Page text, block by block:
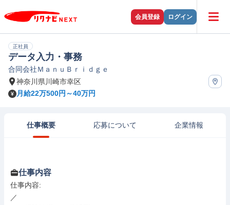
会員登録 ログイン
正社員
データ入力・事務
合同会社ＭａｎｕＢｒｉｄｇｅ
神奈川県川崎市幸区
月給22万500円～40万円
仕事概要 応募について 企業情報
仕事内容
仕事内容:
／